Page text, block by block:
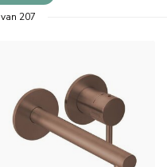
van 207